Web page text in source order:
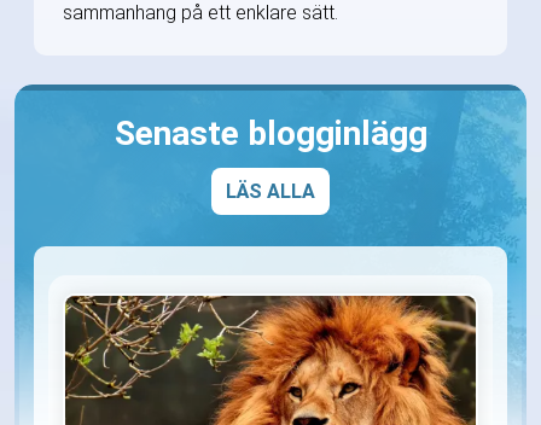
sammanhang på ett enklare sätt.
Senaste blogginlägg
LÄS ALLA